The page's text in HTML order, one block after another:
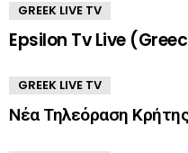
GREEK LIVE TV
Epsilon Tv Live
GREEK LIVE TV
Νέα Τηλεόραση